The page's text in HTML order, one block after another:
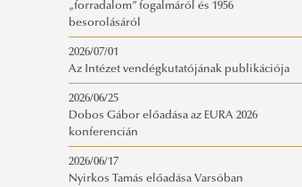
„forradalom” fogalmáról és 1956
besorolásáról
2026/07/01
Az Intézet vendégkutatójának publikációja
2026/06/25
Dobos Gábor előadása az EURA 2026
konferencián
2026/06/17
Nyirkos Tamás előadása Varsóban